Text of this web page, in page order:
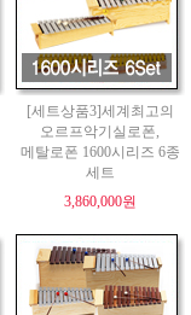
[세트상품3]세계최고의
오르프악기실로폰,
메탈로폰 1600시리즈 6종
세트
3,860,000원